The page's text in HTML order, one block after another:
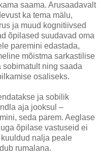
saama. Arusaadavalt
ka tema mälu,
ja muud kognitiivsed
õpilased suudavad oma
paremini edastada,
mõistma sarkastilise
ning saada
osaliseks.
ja sobilik
aja jooksul –
seda parem. Aeglase
õpilase vastuseid ei
nalja peale
rumalana.